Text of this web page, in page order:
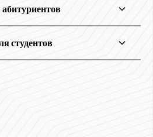
абитуриентов
студентов